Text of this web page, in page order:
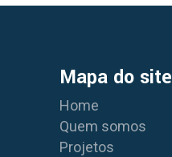
Mapa do site
Home
Quem somos
Projetos